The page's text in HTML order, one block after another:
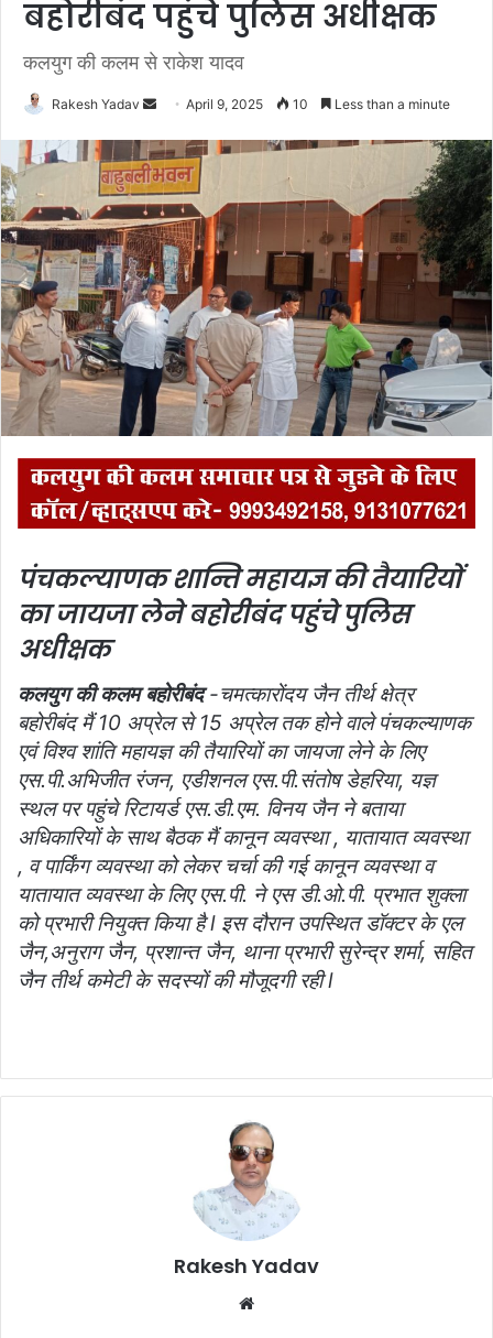
बहोरीबंद पहुंचे पुलिस अधीक्षक
कलयुग की कलम से राकेश यादव
Rakesh Yadav
n
d
a
n
e
m
a
i
l
April 9, 2025 10 Less than a minute
पंचकल्याणक शान्ति महायज्ञ की तैयारियों
का जायजा लेने बहोरीबंद पहुंचे पुलिस
अधीक्षक
कलयुग की कलम बहोरीबंद-चमत्कारोंदय जैन तीर्थ क्षेत्र
बहोरीबंद मैं 10 अप्रेल से 15 अप्रेल तक होने वाले पंचकल्याणक
एवं विश्व शांति महायज्ञ की तैयारियों का जायजा लेने के लिए
एस.पी.अभिजीत रंजन, एडीशनल एस.पी.संतोष डेहरिया, यज्ञ
स्थल पर पहुंचे रिटायर्ड एस.डी.एम. विनय जैन ने बताया
अधिकारियों के साथ बैठक मैं कानून व्यवस्था , यातायात व्यवस्था
, व पार्किंग व्यवस्था को लेकर चर्चा की गई कानून व्यवस्था व
यातायात व्यवस्था के लिए एस.पी. ने एस डी.ओ.पी. प्रभात शुक्ला
को प्रभारी नियुक्त किया है l इस दौरान उपस्थित डॉक्टर के एल
जैन,अनुराग जैन, प्रशान्त जैन, थाना प्रभारी सुरेन्द्र शर्मा, सहित
जैन तीर्थ कमेटी के सदस्यों की मौजूदगी रही l
Rakesh Yadav